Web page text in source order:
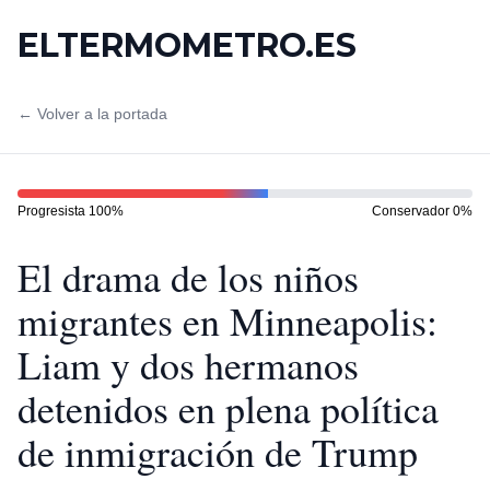
ELTERMOMETRO.ES
← Volver a la portada
Progresista 100% Conservador 0%
El drama de los niños
migrantes en Minneapolis:
Liam y dos hermanos
detenidos en plena política
de inmigración de Trump